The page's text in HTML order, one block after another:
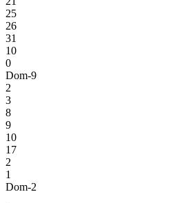
25
26
31
10
0
Dom-9
2
3
8
9
10
17
2
1
Dom-2